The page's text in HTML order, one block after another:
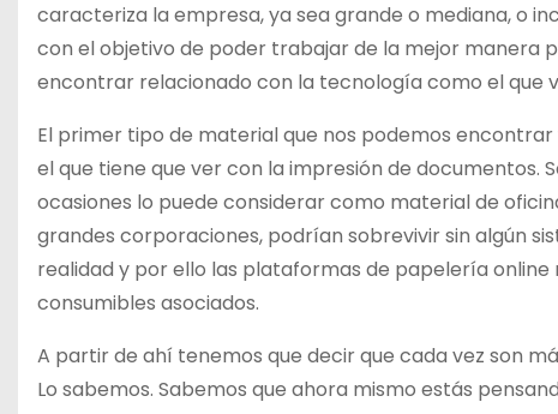
caracteriza la empresa, ya sea grande o mediana, o
con el objetivo de poder trabajar de la mejor manera
encontrar relacionado con la tecnología como el que
El primer tipo de material que nos podemos
el que tiene que ver con la impresión de documentos.
ocasiones lo puede considerar como material de
grandes corporaciones, podrían sobrevivir sin algún
realidad y por ello las plataformas de papelería
consumibles asociados.
A partir de ahí tenemos que decir que cada vez son
Lo sabemos. Sabemos que ahora mismo estás